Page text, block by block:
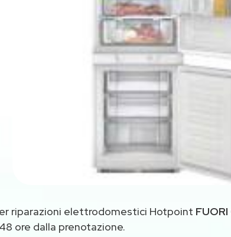
riparazioni elettrodomestici Hotpoint
ore dalla prenotazione.